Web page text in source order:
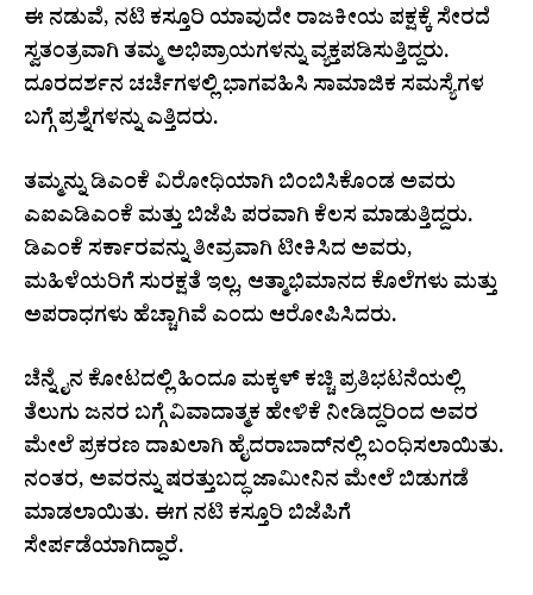
ಈ ನಡುವೆ, ನಟಿ ಕಸ್ತೂರಿ ಯಾವುದೇ ರಾಜಕೀಯ ಪಕ್ಷಕ್ಕೆ ಸೇರದೆ
ಸ್ವತಂತ್ರವಾಗಿ ತಮ್ಮ ಅಭಿಪ್ರಾಯಗಳನ್ನು ವ್ಯಕ್ತಪಡಿಸುತ್ತಿದ್ದರು.
ದೂರದರ್ಶನ ಚರ್ಚೆಗಳಲ್ಲಿ ಭಾಗವಹಿಸಿ ಸಾಮಾಜಿಕ ಸಮಸ್ಯೆಗಳ
ಬಗ್ಗೆ ಪ್ರಶ್ನೆಗಳನ್ನು ಎತ್ತಿದರು.
ತಮ್ಮನ್ನು ಡಿಎಂಕೆ ವಿರೋಧಿಯಾಗಿ ಬಿಂಬಿಸಿಕೊಂಡ ಅವರು
ಎಐಎಡಿಎಂಕೆ ಮತ್ತು ಬಿಜೆಪಿ ಪರವಾಗಿ ಕೆಲಸ ಮಾಡುತ್ತಿದ್ದರು.
ಡಿಎಂಕೆ ಸರ್ಕಾರವನ್ನು ತೀವ್ರವಾಗಿ ಟೀಕಿಸಿದ ಅವರು,
ಮಹಿಳೆಯರಿಗೆ ಸುರಕ್ಷತೆ ಇಲ್ಲ, ಆತ್ಮಾಭಿಮಾನದ ಕೊಲೆಗಳು ಮತ್ತು
ಅಪರಾಧಗಳು ಹೆಚ್ಚಾಗಿವೆ ಎಂದು ಆರೋಪಿಸಿದರು.
ಚೆನ್ನೈನ ಕೋಟದಲ್ಲಿ ಹಿಂದೂ ಮಕ್ಕಳ್ ಕಚ್ಚಿ ಪ್ರತಿಭಟನೆಯಲ್ಲಿ
ತೆಲುಗು ಜನರ ಬಗ್ಗೆ ವಿವಾದಾತ್ಮಕ ಹೇಳಿಕೆ ನೀಡಿದ್ದರಿಂದ ಅವರ
ಮೇಲೆ ಪ್ರಕರಣ ದಾಖಲಾಗಿ ಹೈದರಾಬಾದ್‌ನಲ್ಲಿ ಬಂಧಿಸಲಾಯಿತು.
ನಂತರ, ಅವರನ್ನು ಷರತ್ತುಬದ್ಧ ಜಾಮೀನಿನ ಮೇಲೆ ಬಿಡುಗಡೆ
ಮಾಡಲಾಯಿತು. ಈಗ ನಟಿ ಕಸ್ತೂರಿ ಬಿಜೆಪಿಗೆ
ಸೇರ್ಪಡೆಯಾಗಿದ್ದಾರೆ.